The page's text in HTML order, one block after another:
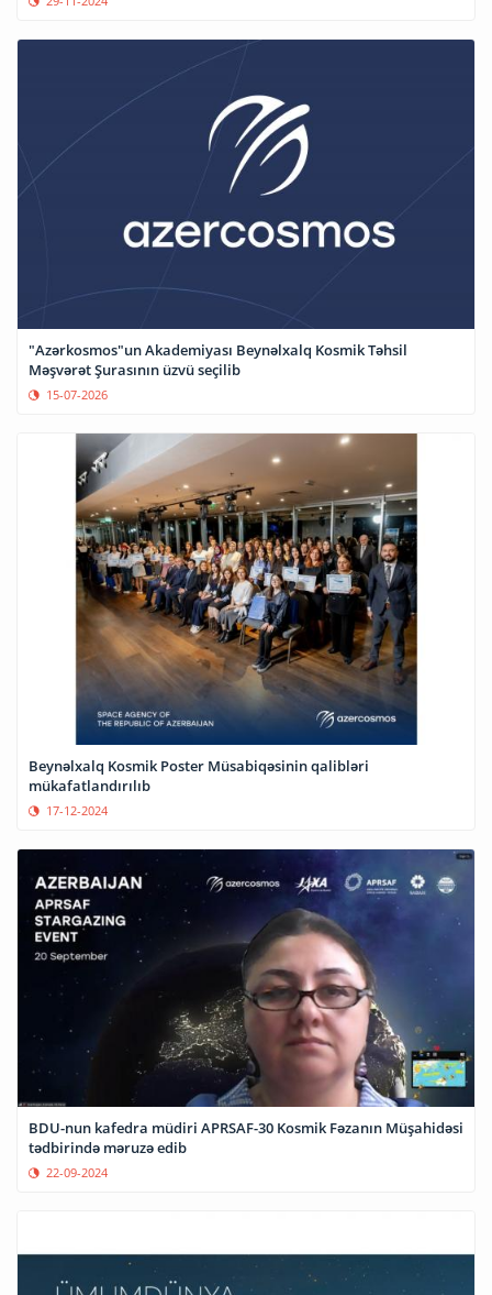
"Azərkosmos"un Akademiyası Beynəlxalq Kosmik Təhsil
Məşvərət Şurasının üzvü seçilib
15-07-2026
Beynəlxalq Kosmik Poster Müsabiqəsinin qalibləri
mükafatlandırılıb
17-12-2024
BDU-nun kafedra müdiri APRSAF-30 Kosmik Fəzanın Müşahidəsi
tədbirində məruzə edib
22-09-2024